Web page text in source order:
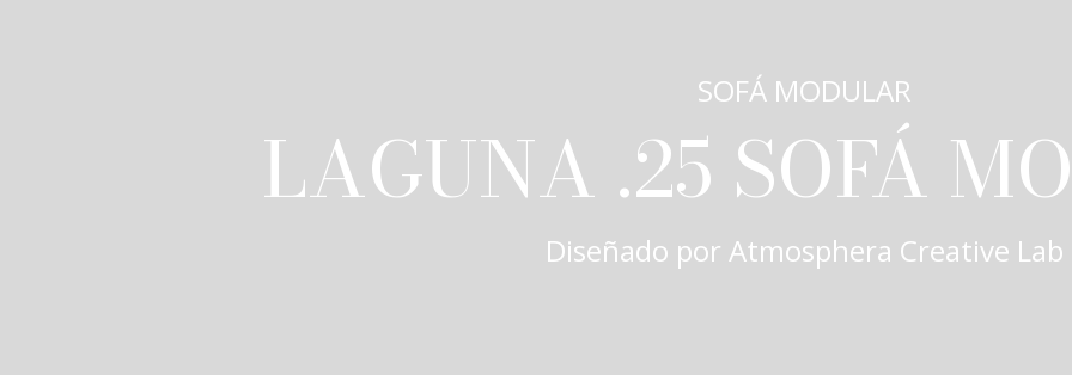
SOFÁ MODULAR
LAGUNA .25 SOFÁ
Diseñado por Atmosphera Creative Lab